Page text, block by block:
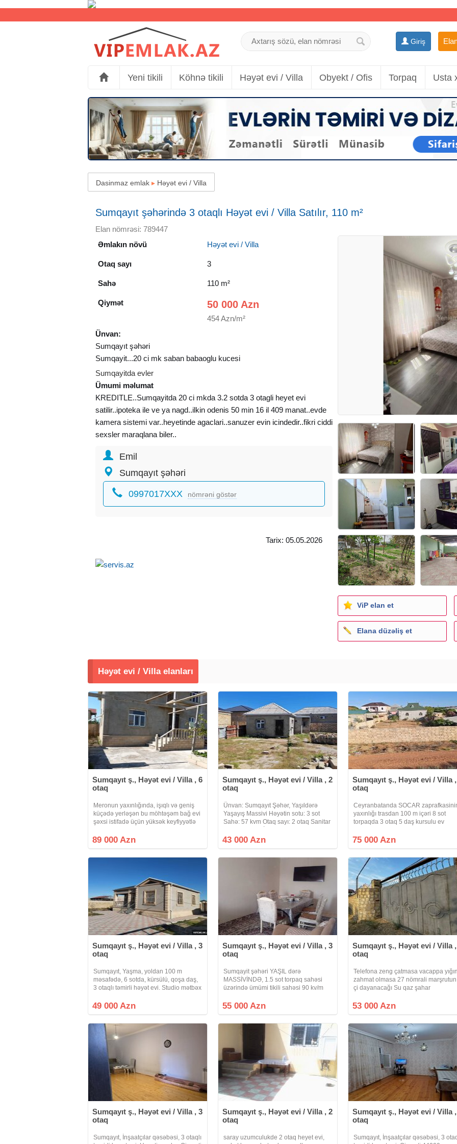
Giriş
Yeni tikili Köhnə tikili Həyət evi / Villa Obyekt / Ofis Torpaq Usta
Dasinmaz emlak ▸ Həyət evi / Villa
Sumqayıt şəhərində 3 otaqlı Həyət evi / Villa Satılır, 110 m²
Elan nömrəsi: 789447
Əmlakın növü
Həyət evi / Villa
Otaq sayı 3
Sahə 110 m²
Qiymət 50 000 Azn
454 Azn/m²
Ünvan:
Sumqayıt şəhəri
Sumqayit...20 ci mk saban babaoglu kucesi
Sumqayitda evler
Ümumi məlumat
KREDITLE..Sumqayitda 20 ci mkda 3.2 sotda 3 otagli heyet evi
satilir..ipoteka ile ve ya nagd..ilkin odenis 50 min 16 il 409 manat..evde
kamera sistemi var..heyetinde agaclari..sanuzer evin icindedir..fikri ciddi
sexsler maraqlana biler..
Emil
Sumqayıt şəhəri
0997017XXX nömrəni göstər
Tarix: 05.05.2026
ViP elan et
Elana düzəliş et
Həyət evi / Villa elanları
Sumqayıt ş., Həyət evi / Villa , 6
otaq
Meronun yaxınlığında, işıqlı və geniş
küçədə yerləşən bu möhtəşəm bağ evi
şəxsi istifadə üçün yüksək keyfiyyətlə
sahəsi: 4 sot Tikili sahəsi: 240 m² 6
89 000 Azn
Sumqayıt ş., Həyət evi / Villa , 2
otaq
Ünvan: Sumqayıt Şəhər, Yaşıldərə
Yaşayış Massivi Həyətin sotu: 3 sot
Sahə: 57 kvm Otaq sayı: 2 otaq Sanitar
Sənəd: Müqavilə Satışda olan mənzil
43 000 Azn
Sumqayıt ş., Həyət evi / Villa
otaq
Ceyranbatanda SOCAR
yaxınlığı trasdan 100 m içəri 8 sot
torpaqda 3 otaq 5 daş kursulu ev
qaydasında qaz, su, isiq, internet,
75 000 Azn
Sumqayıt ş., Həyət evi / Villa , 3
otaq
Sumqayıt, Yaşma, yoldan 100 m
məsafədə, 6 sotda, kürsülü, qoşa daş,
3 otaqlı təmirli həyət evi. Studio mətbəx
və torpağın kupçası var, fərdi yaşayış.
49 000 Azn
Sumqayıt ş., Həyət evi / Villa , 3
otaq
Sumqayit şəhəri YAŞIL dərə
MASSİVİNDƏ, 1.5 sot torpaq sahəsi
üzərində ümümi tikili sahəsi 90 kv/m
ibarət həyət evi satılır, ev yeni
55 000 Azn
Sumqayıt ş., Həyət evi / Villa
otaq
Telefona zeng çatmasa vacappa yığın
zahmat olmasa 27 nömrali marşrutun
çi dayanacağı Su qaz şahar
mebel qarışıq satılır! Reyal alıcıyla eve
53 000 Azn
Sumqayıt ş., Həyət evi / Villa , 3
otaq
Sumqayıt, İnşaatçılar qəsəbəsi, 3 otaqlı
Sumqayıt ş., Həyət evi / Villa , 2
otaq
saray uzumculukde 2 otaq heyet evi,
Sumqayıt ş., Həyət evi / Villa
otaq
Sumqayıt, İnşaatçılar qəsəbəsi, 3